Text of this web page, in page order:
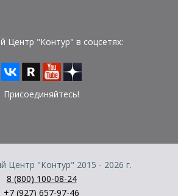
Центр "Контур" в соцсетях:
Присоединяйтесь!
Центр "Контур" 2015 - 2026 г.
8 (800) 100-08-24
+7 (927) 657-97-46